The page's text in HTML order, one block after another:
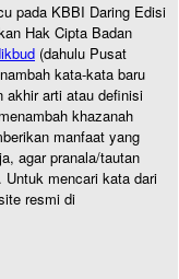
pada KBBI Daring Edisi
Hak Cipta Badan
(dahulu Pusat
kata-kata baru
akhir arti atau definisi
khazanah
manfaat yang
agar pranala/tautan
mencari kata dari
resmi di